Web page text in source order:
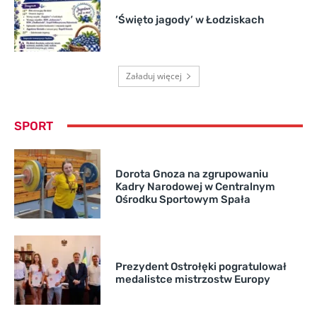
’Święto jagody’ w Łodziskach
Załaduj więcej
SPORT
Dorota Gnoza na zgrupowaniu
Kadry Narodowej w Centralnym
Ośrodku Sportowym Spała
Prezydent Ostrołęki pogratulował
medalistce mistrzostw Europy